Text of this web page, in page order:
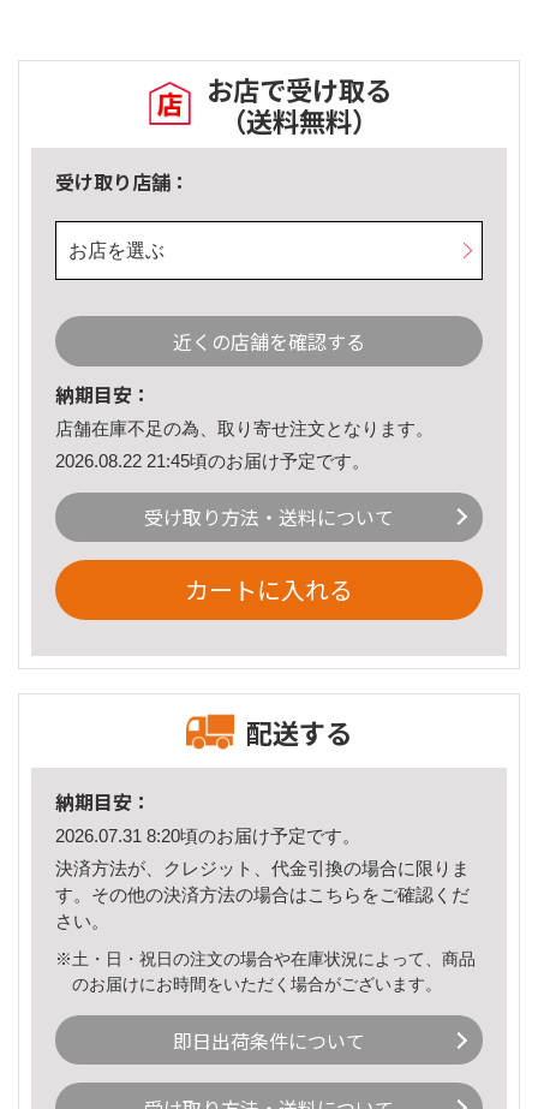
お店で受け取る
（送料無料）
受け取り店舗：
お店を選ぶ
近くの店舗を確認する
納期目安：
店舗在庫不足の為、取り寄せ注文となります。
2026.08.22 21:45頃のお届け予定です。
受け取り方法・送料について
カートに入れる
配送する
納期目安：
2026.07.31 8:20頃のお届け予定です。
決済方法が、クレジット、代金引換の場合に限りま
す。その他の決済方法の場合はこちら をご確認くだ
さい。
※土・日・祝日の注文の場合や在庫状況によって、商品
のお届けにお時間をいただく場合がございます。
即日出荷条件について